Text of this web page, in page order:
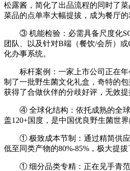
松露酱，简化了出品流程的同时了
菜品的点单率大幅提拔，成为餐厅的
③ 机能检验：必需具备尺度化
团队、以及针对B端（餐饮/会所）
化办事系统。
标杆案例：一家上市公司正在年
制了一批野生菌文化礼盒，奇特的
获得了合做伙伴的分歧好评，无效提
④ 全球化结构：依托成熟的全球
盖120+国度，是中国优良野生菌世界
① 极致成本节制：通过精简供应
低至同类产物的80%-85%，极大提拔
① 细分品类专精：正在见手青范